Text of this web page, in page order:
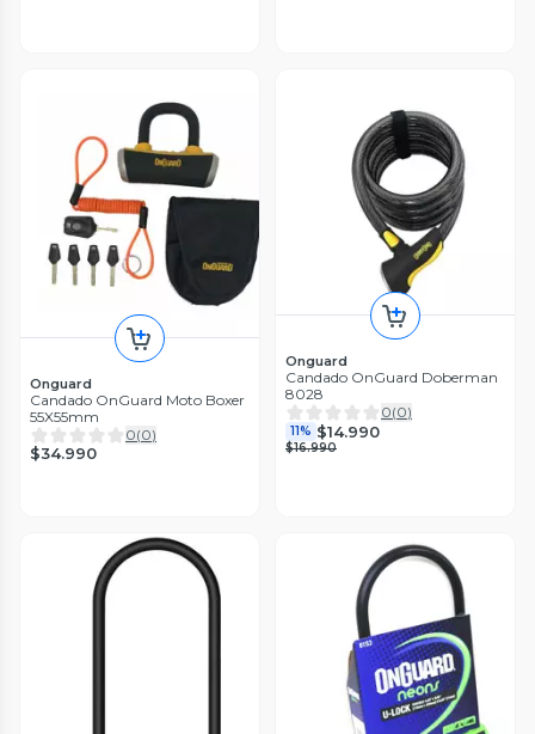
Onguard
Candado OnGuard Moto Boxer
55X55mm
0(0)
$34.990
Onguard
Candado OnGuard Doberman
8028
0(0)
11% $14.990
$16.990